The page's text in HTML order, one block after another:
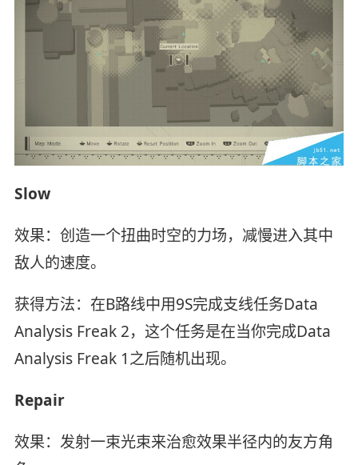
Slow
效果：创造一个扭曲时空的力场，减慢进入其中
敌人的速度。
获得方法：在B路线中用9S完成支线任务Data
Analysis Freak 2，这个任务是在当你完成Data
Analysis Freak 1之后随机出现。
Repair
效果：发射一束光束来治愈效果半径内的友方角